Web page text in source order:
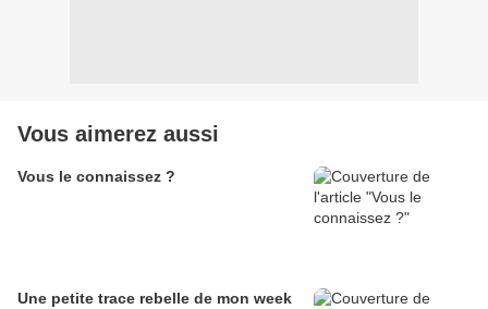
Vous aimerez aussi
Vous le connaissez ?
Une petite trace rebelle de mon week